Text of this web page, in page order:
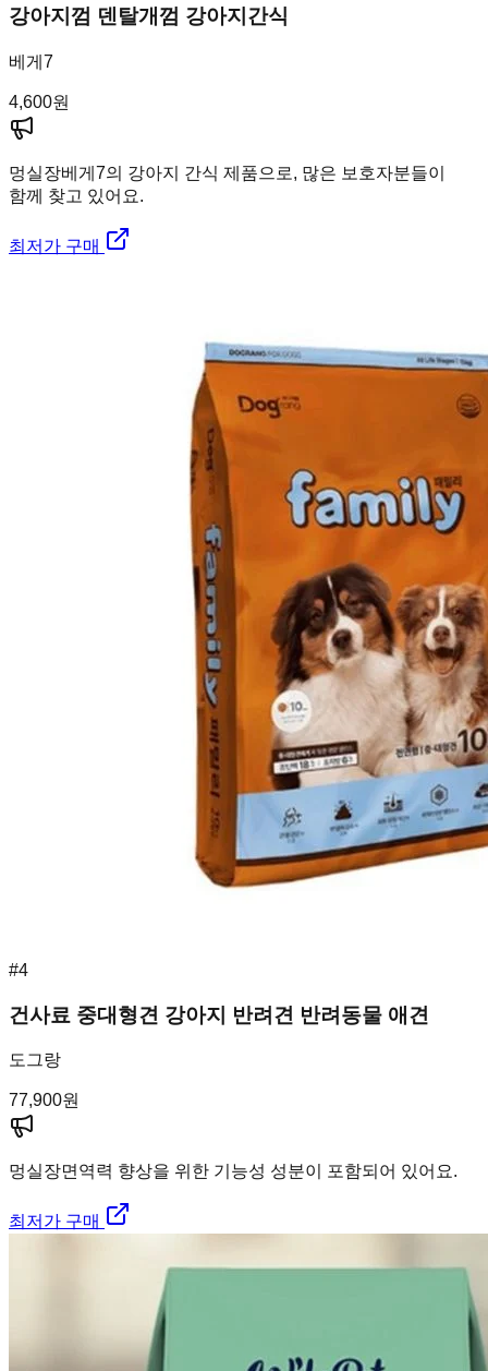
강아지껌 덴탈개껌 강아지간식
베게7
4,600원
멍실장베게7의 강아지 간식 제품으로, 많은 보호자분들이
함께 찾고 있어요.
최저가 구매
#4
건사료 중대형견 강아지 반려견 반려동물 애견
도그랑
77,900원
멍실장면역력 향상을 위한 기능성 성분이 포함되어 있어요.
최저가 구매